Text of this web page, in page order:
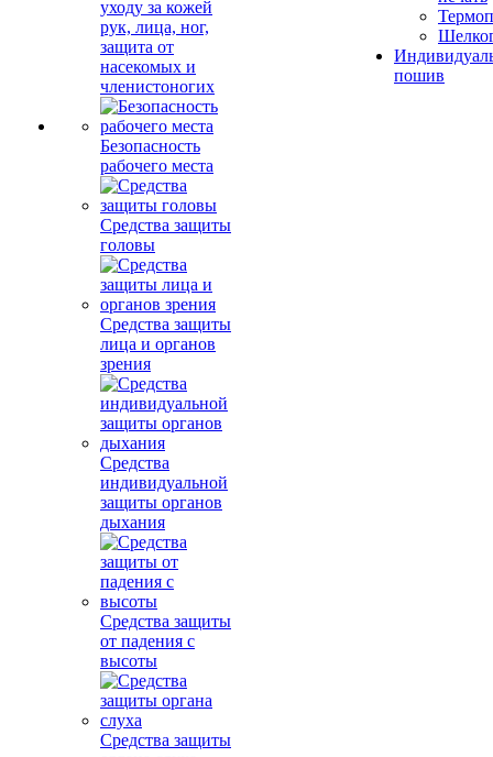
уходу за кожей
рук, лица, ног,
защита от
насекомых и
членистоногих
Безопасность
рабочего места
Средства защиты
головы
Средства защиты
лица и органов
зрения
Средства
индивидуальной
защиты органов
дыхания
Средства защиты
от падения с
высоты
Средства защиты
пошив